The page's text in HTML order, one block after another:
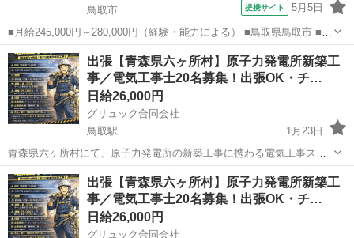
鳥取市
提携サイト 5月5日
■月給245,000円～280,000円（経験・能力による） ■鳥取県鳥取市 ■正
社員、職業紹介 ■入社日応相談、即日勤務OK、履歴書不要、Web面接
OK、友達と応募OK、職場見学OKまたは説明会あり、未経験歓迎、経
験者・有...
鳥取 鳥取市 加工
出張【青森県六ヶ所村】原子力発電所新築工
事／電気工事士20名募集！出張OK・チ…
日給26,000円
グリュック合同会社
鳥取駅
1月23日
青森県六ヶ所村にて、原子力発電所の新築工事に携わる電気工事スタ
ッフ・協力会社様を募集しております。 長期案件（約2年）となり、
安定して稼働いただける環境です。 チームでの応募も大歓迎です！ ⚠️
今回未経験者は募集し...
鳥取 鳥取市 鳥取駅 その他 電気工事士
出張【青森県六ヶ所村】原子力発電所新築工
事／電気工事士20名募集！出張OK・チ…
日給26,000円
グリュック合同会社